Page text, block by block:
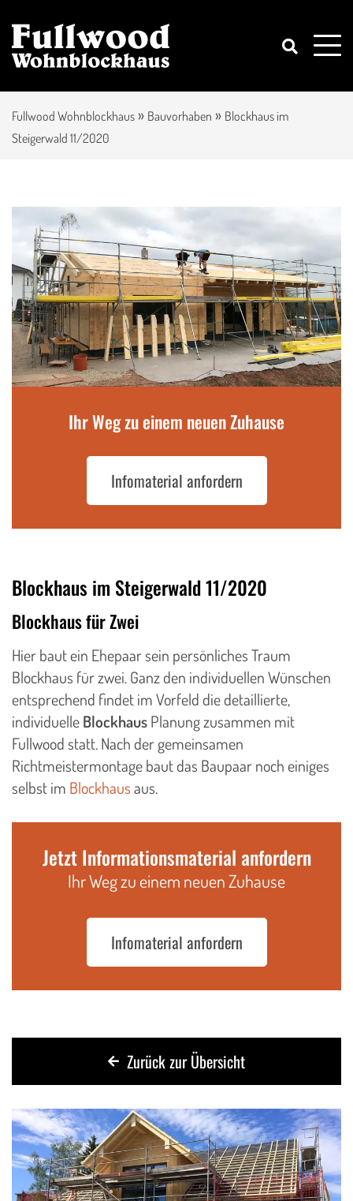
Fullwood Wohnblockhaus » Bauvorhaben » Blockhaus im
Steigerwald 11/2020
Ihr Weg zu einem neuen Zuhause
Infomaterial anfordern
Blockhaus im Steigerwald 11/2020
Blockhaus für Zwei
Hier baut ein Ehepaar sein persönliches Traum
Blockhaus für zwei. Ganz den individuellen Wünschen
entsprechend findet im Vorfeld die detaillierte,
individuelleBlockhausPlanung zusammen mit
Fullwood statt. Nach der gemeinsamen
Richtmeistermontage baut das Baupaar noch einiges
selbst im Blockhausaus.
Jetzt Informationsmaterial anfordern
Ihr Weg zu einem neuen Zuhause
Infomaterial anfordern
Zurück zur Übersicht